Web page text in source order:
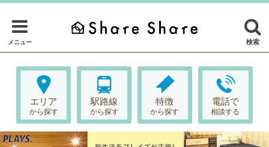
メニュー 検索
エリア
から探す
駅路線
から探す
特徴
から探す
電話で
相談する